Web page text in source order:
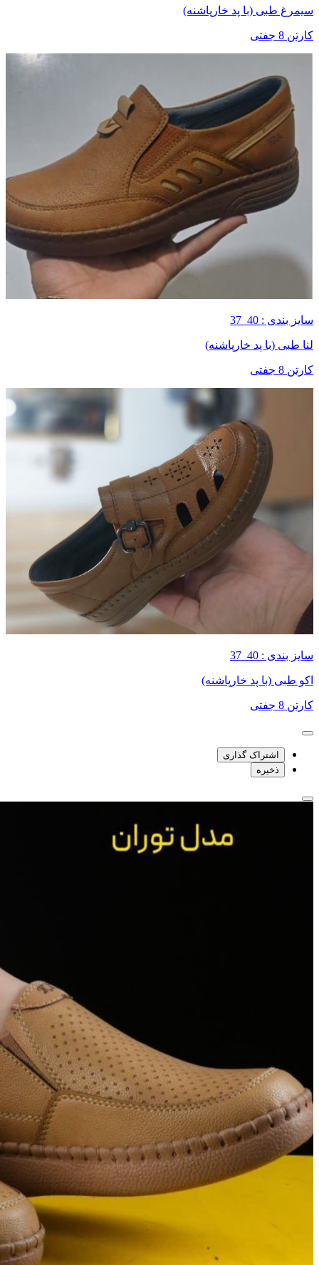
سیمرغ طبی (با پد خارپاشنه)
کارتن 8 جفتی
سایز بندی : 40_37
لنا طبی (با پد خارپاشنه)
کارتن 8 جفتی
سایز بندی : 40_37
اکو طبی (با پد خارپاشنه)
کارتن 8 جفتی
اشتراک گذاری
ذخیره